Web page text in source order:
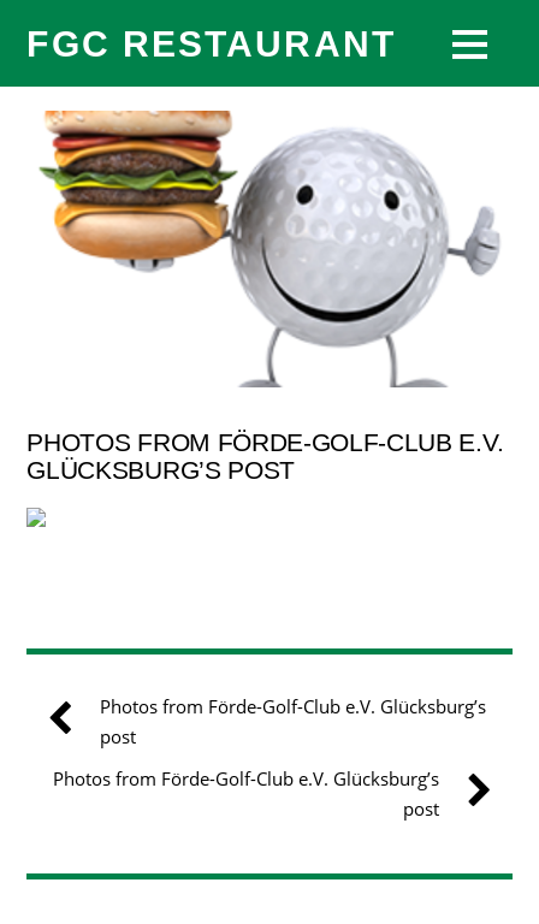
FGC RESTAURANT
PHOTOS FROM FÖRDE-GOLF-CLUB E.V.
GLÜCKSBURG’S POST
Photos from Förde-Golf-Club e.V. Glücksburg’s
post
Photos from Förde-Golf-Club e.V. Glücksburg’s
post